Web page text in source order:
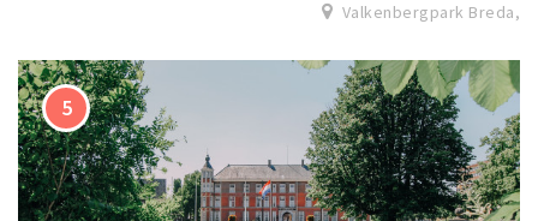
Valkenbergpark Breda,